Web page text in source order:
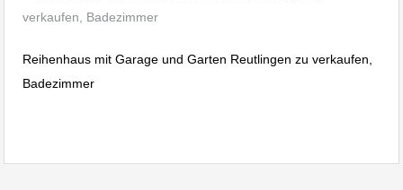
Reihenhaus mit Garage und Garten Reutlingen zu verkaufen,
Badezimmer